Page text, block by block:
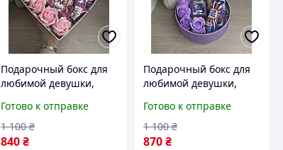
Подарочный бокс для
любимой девушки,
сладостями в подарок,
бокс со сладостями
Готово к отправке
840 ₴
1 100 ₴
Подарочный бокс для
любимой девушки,
сладостями в подарок,
бокс со сладостями
Готово к отправке
870₴
1 100 ₴